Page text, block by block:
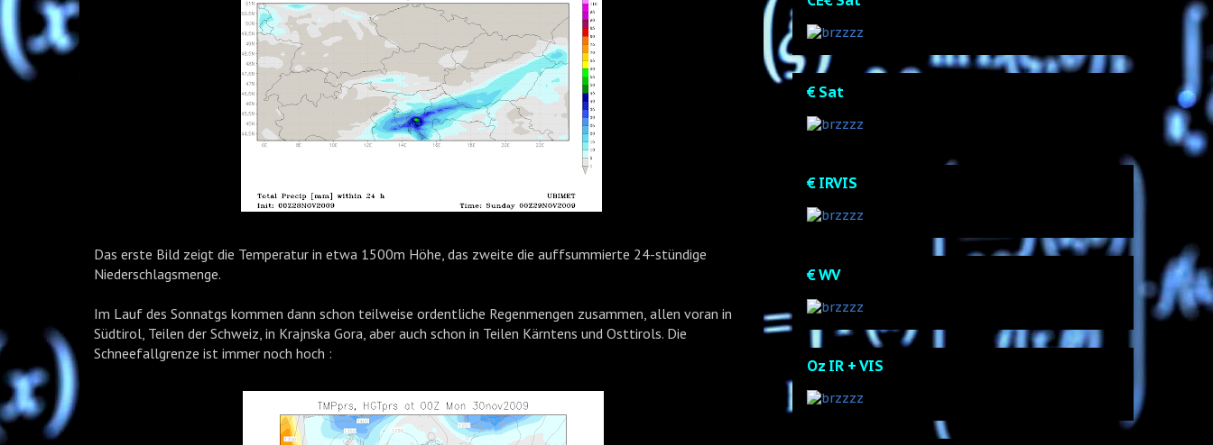
Das erste Bild zeigt die Temperatur in etwa 1500m Höhe, das zweite die auffsummierte 24-stündige
Niederschlagsmenge.
Im Lauf des Sonnatgs kommen dann schon teilweise ordentliche Regenmengen zusammen, allen voran in
Südtirol, Teilen der Schweiz, in Krajnska Gora, aber auch schon in Teilen Kärntens und Osttirols. Die
Schneefallgrenze ist immer noch hoch :
€ Sat
€ IRVIS
€ WV
Oz IR + VIS